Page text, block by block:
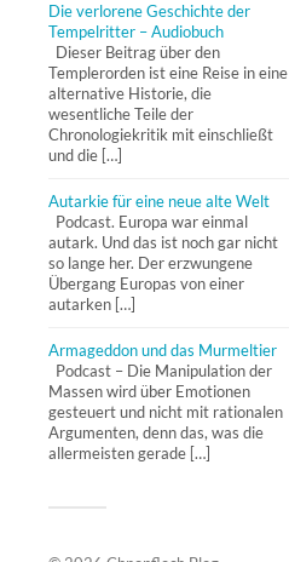
Die verlorene Geschichte der
Tempelritter – Audiobuch
Dieser Beitrag über den
Templerorden ist eine Reise in eine
alternative Historie, die
wesentliche Teile der
Chronologiekritik mit einschließt
und die […]
Autarkie für eine neue alte Welt
Podcast. Europa war einmal
autark. Und das ist noch gar nicht
so lange her. Der erzwungene
Übergang Europas von einer
autarken […]
Armageddon und das Murmeltier
Podcast – Die Manipulation der
Massen wird über Emotionen
gesteuert und nicht mit rationalen
Argumenten, denn das, was die
allermeisten gerade […]